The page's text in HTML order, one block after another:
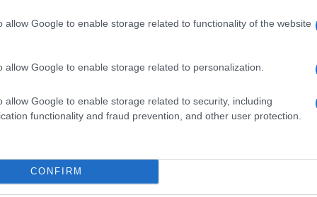
allow Google to enable storage related to functionality of the website
allow Google to enable storage related to personalization.
allow Google to enable storage related to security, including
functionality and fraud prevention, and other user protection.
CONFIRM
con Allegri
Amorim ha risposto con toni rispettosi ma
ha voluto separare il proprio progetto
il valore. L’enfasi è stata posta sull’autonomia del
le proprie idee, adattandole alle